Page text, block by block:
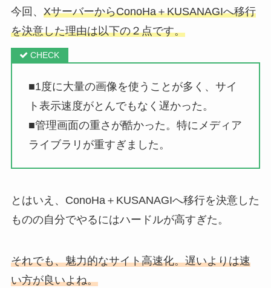
今回、 XサーバーからConoHa＋KUSANAGIへ移行
を決意した理由は以下の２点です。
■1度に大量の画像を使うことが多く、サイ
ト表示速度がとんでもなく遅かった。
■管理画面の重さが酷かった。特にメディア
ライブラリが重すぎました。
とはいえ、ConoHa＋KUSANAGIへ移行を決意した
ものの自分でやるにはハードルが高すぎた。
それでも、魅力的なサイト高速化。遅いよりは速
い方が良いよね。